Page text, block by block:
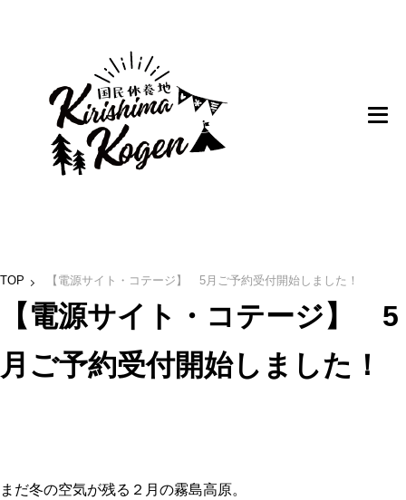
TOP 【電源サイト・コテージ】 5月ご予約受付開始しました！
【電源サイト・コテージ】 5
月ご予約受付開始しました！
まだ冬の空気が残る２月の霧島高原。